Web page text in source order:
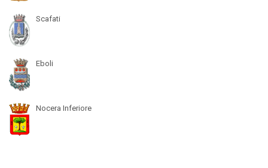
Scafati
Eboli
Nocera Inferiore